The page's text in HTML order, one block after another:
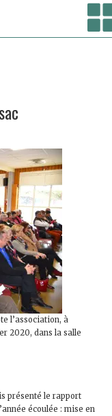
/ Assemblée
l’association, à
2020, dans la salle
présenté le rapport
écoulée : mise en